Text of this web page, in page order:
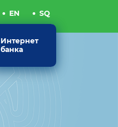
Интернет
банка